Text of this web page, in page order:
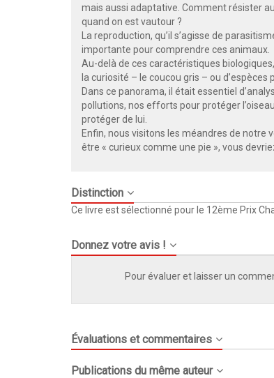
mais aussi adaptative. Comment résister
quand on est vautour ?
La reproduction, qu’il s’agisse de
importante pour comprendre ces animaux.
Au-delà de ces caractéristiques
la curiosité – le coucou gris – ou d’espèces
Dans ce panorama, il était essentiel
pollutions, nos efforts pour protéger
protéger de lui.
Enfin, nous visitons les méandres de notre
être « curieux comme une pie », vous
Distinction
Ce livre est sélectionné pour le 12ème Prix
Donnez votre avis !
Pour évaluer et laisser un
Évaluations et commentaires
Publications du même auteur